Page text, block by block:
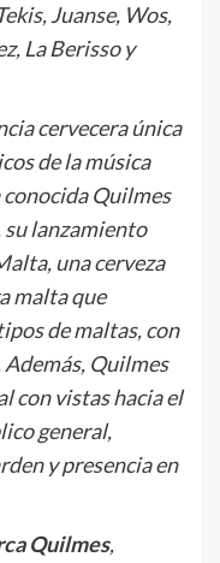
Juanse, Wos,
La Berisso y
cervecera única
de la música
Quilmes
su lanzamiento
una cerveza
malta que
de maltas, con
Quilmes
con vistas hacia el
general,
y presencia en
Quilmes,